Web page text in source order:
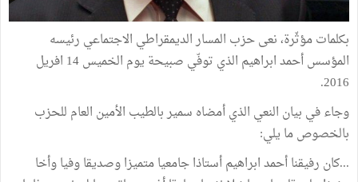
بكلمات مؤثّرة، نعى حزب المسار الديمقراطي الاجتماعي رئيسه
المؤسس أحمد ابراهيم الذي توفّي صبيحة يوم الخميس 14 افريل
2016.
وجاء في بيان النعي الذي أمضاه سمير بالطيب الأمين العام للحزب
بالخصوص ما يلي:
...كان رفيقنا أحمد ابراهيم أستاذا جامعيا متميزا وصديقا وفيا وأخا